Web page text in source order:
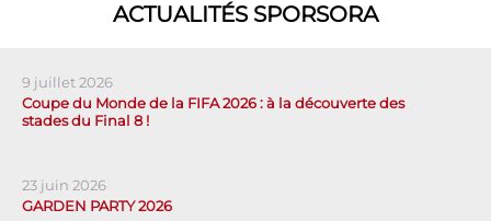
ACTUALITÉS SPORSORA
9 juillet 2026
Coupe du Monde de la FIFA 2026 : à la découverte des
stades du Final 8 !
23 juin 2026
GARDEN PARTY 2026